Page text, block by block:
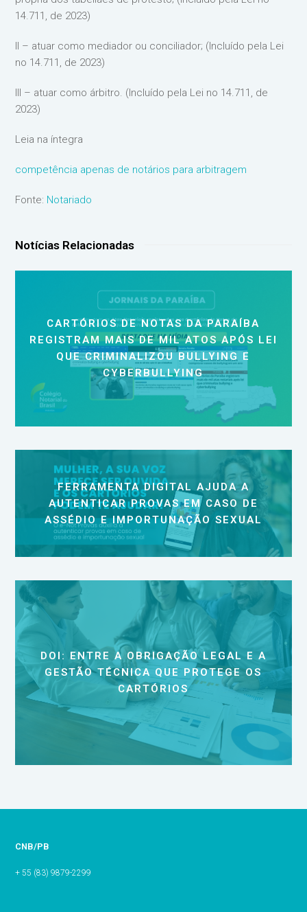
14.711, de 2023)
II – atuar como mediador ou conciliador; (Incluído pela Lei
no 14.711, de 2023)
III – atuar como árbitro. (Incluído pela Lei no 14.711, de
2023)
Leia na íntegra
competência apenas de notários para arbitragem
Fonte: Notariado
Notícias Relacionadas
CARTÓRIOS DE NOTAS DA PARAÍBA
REGISTRAM MAIS DE MIL ATOS APÓS LEI
QUE CRIMINALIZOU BULLYING E
CYBERBULLYING
FERRAMENTA DIGITAL AJUDA A
AUTENTICAR PROVAS EM CASO DE
ASSÉDIO E IMPORTUNAÇÃO SEXUAL
DOI: ENTRE A OBRIGAÇÃO LEGAL E A
GESTÃO TÉCNICA QUE PROTEGE OS
CARTÓRIOS
CNB/PB
+ 55 (83) 9879-2299